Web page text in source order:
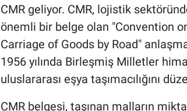
CMR geliyor. CMR, lojistik
önemli bir belge olan "Convention
Carriage of Goods by Road"
1956 yılında Birleşmiş Milletler
uluslararası eşya taşımacılığını
CMR belgesi, taşınan malların